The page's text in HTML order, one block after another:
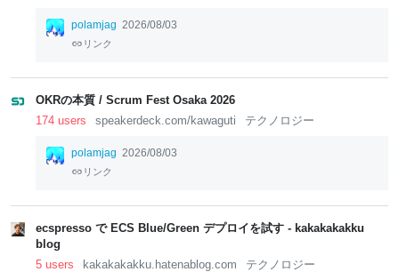
polamjag 2026/08/03
リンク
OKRの本質 / Scrum Fest Osaka 2026
174 users
speakerdeck.com/kawaguti テクノロジー
polamjag 2026/08/03
リンク
ecspresso で ECS Blue/Green デプロイを試す - kakakakakku
blog
5 users
kakakakakku.hatenablog.com テクノロジー